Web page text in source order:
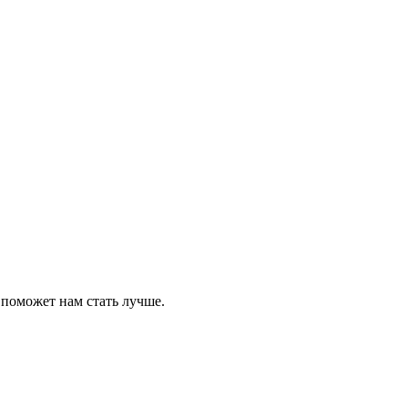
нам стать лучше.